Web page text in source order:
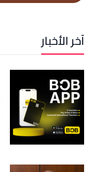
آخر الأخبار